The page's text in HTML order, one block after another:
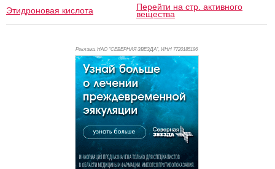
Этидроновая кислота Перейти на стр. активного
вещества
Реклама. НАО "СЕВЕРНАЯ ЗВЕЗДА", ИНН 7720185196